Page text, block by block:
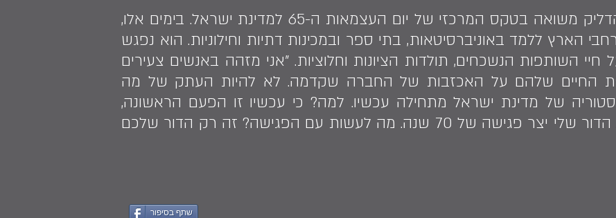
בשנת 2013 נבחר מוקי להדליק משואה בטקס המרכזי של יום העצמאות ה-65 למדינת ישראל. בימים אלו,
הארץ ללמד באוניברסיטאות, בתי ספר ובמכינות דתיות וחילוניות. הוא נפגש
חיי השותפות הנשכחים, תולדות הציונות וחלוציות. "אני מזהה באנשים צעירים
החיים שלהם על האכזבות של החברה שקדמה. לא להיות העתק של מה
של מדינת ישראל מתחילה עכשיו. למה? כי עכשיו זו הפעם הראשונה,
שיש כבר חברה ישראלית. הדור שלי יצר פגישה של 70 שנה. מה לעשות עם הפגישה? זה רק הדור שלכם
שתף בסיפור